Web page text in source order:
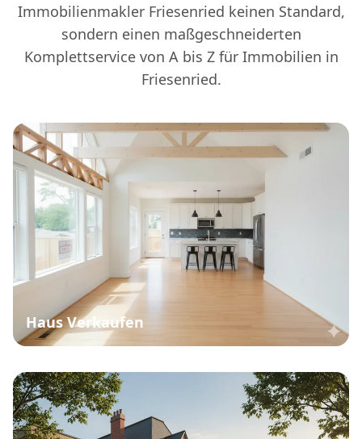
Immobilienmakler Friesenried keinen Standard,
sondern einen maßgeschneiderten
Komplettservice von A bis Z für Immobilien in
Friesenried.
Haus Verkaufen